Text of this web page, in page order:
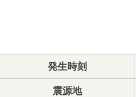
発生時刻
震源地